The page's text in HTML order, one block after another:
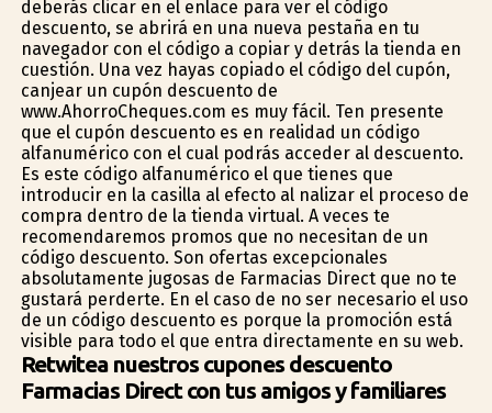
deberás clicar en el enlace para ver el código
descuento, se abrirá en una nueva pestaña en tu
navegador con el código a copiar y detrás la tienda en
cuestión. Una vez hayas copiado el código del cupón,
canjear un cupón descuento de
www.AhorroCheques.com es muy fácil. Ten presente
que el cupón descuento es en realidad un código
alfanumérico con el cual podrás acceder al descuento.
Es este código alfanumérico el que tienes que
introducir en la casilla al efecto al finalizar el proceso de
compra dentro de la tienda virtual. A veces te
recomendaremos promos que no necesitan de un
código descuento. Son ofertas excepcionales
absolutamente jugosas de Farmacias Direct que no te
gustará perderte. En el caso de no ser necesario el uso
de un código descuento es porque la promoción está
visible para todo el que entra directamente en su web.
Retwitea nuestros cupones descuento
Farmacias Direct con tus amigos y familiares